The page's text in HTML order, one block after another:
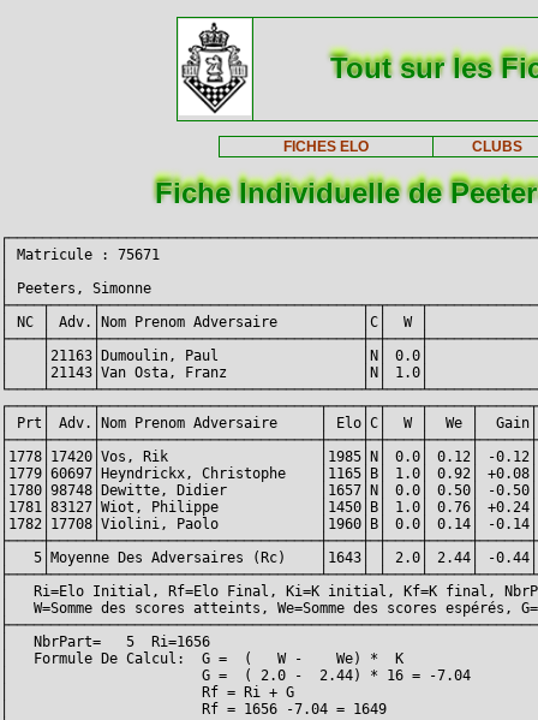
Tout sur les
FICHES ELO CLUBS
Fiche Individuelle de
│ Matricule : 75671
│ Peeters, Simonne
│ NC │ Adv.│Nom Prenom Adversaire          │C│
│    │21163│Dumoulin, Paul                 │N│ 0.0│
│    │21143│Van Osta, Franz                │N│ 1.0│
│ Prt│ Adv.│Nom Prenom Adversaire     │ Elo│C│
│1778│17420│Vos, Rik                  │1985│N│ 0.0│ 0.12│ -
│1779│60697│Heyndrickx, Christophe    │1165│B│ 1.0│ 0.92│
│1780│98748│Dewitte, Didier           │1657│N│ 0.0│
│1781│83127│Wiot, Philippe            │1450│B│ 1.0│ 0.76│
│1782│17708│Violini, Paolo            │1960│B│ 0.0│ 0.14│ -
│   5│Moyenne Des Adversaires (Rc)    │1643│ │
│   Ri=Elo Initial, Rf=Elo Final, Ki=K initial, Kf=K
│   W=Somme des scores atteints, We=Somme
│   NbrPart=   5  Ri=1656
│   Formule De Calcul:  G =  (   W -    We) *
│                       G =  ( 2.0 -  2.44) * 16 = -
│                       Rf = Ri + G
│                       Rf = 1656 -7.04 = 1649